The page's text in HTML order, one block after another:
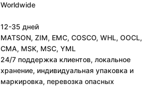
Worldwide
12-35 дней
MATSON, ZIM, EMC, COSCO, WHL, OOCL,
CMA, MSK, MSC, YML
24/7 поддержка клиентов, локальное
хранение, индивидуальная упаковка и
маркировка, перевозка опасных